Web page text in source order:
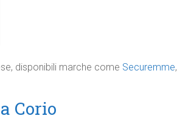
disponibili marche come Securemme,
Corio